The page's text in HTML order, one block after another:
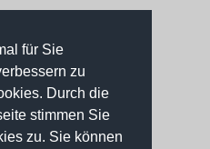
für Sie
zu
Durch die
stimmen Sie
zu. Sie können